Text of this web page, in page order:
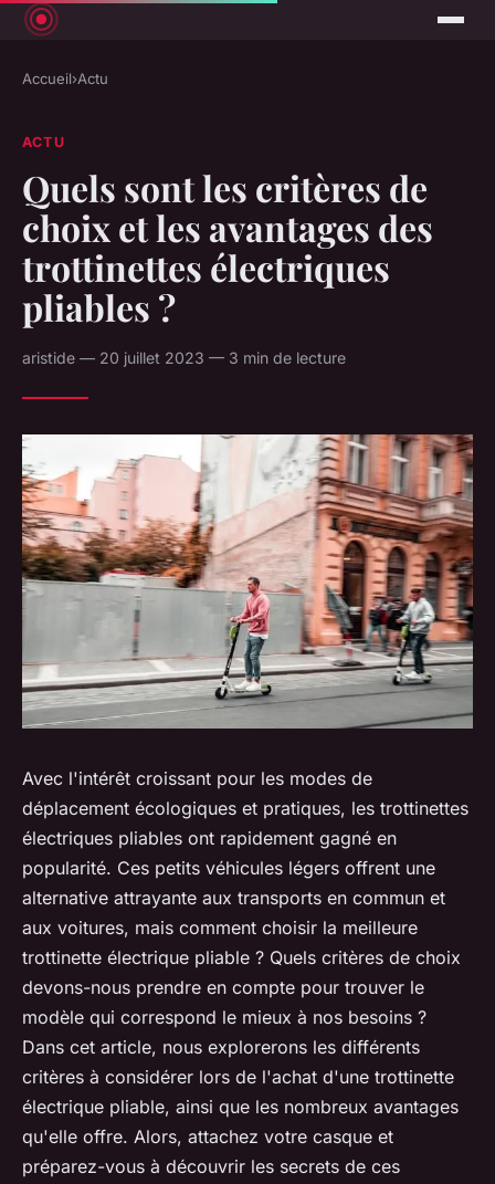
Accueil›Actu
ACTU
Quels sont les critères de
choix et les avantages des
trottinettes électriques
pliables ?
aristide — 20 juillet 2023 — 3 min de lecture
Avec l'intérêt croissant pour les modes de
déplacement écologiques et pratiques, les trottinettes
électriques pliables ont rapidement gagné en
popularité. Ces petits véhicules légers offrent une
alternative attrayante aux transports en commun et
aux voitures, mais comment choisir la meilleure
trottinette électrique pliable ? Quels critères de choix
devons-nous prendre en compte pour trouver le
modèle qui correspond le mieux à nos besoins ?
Dans cet article, nous explorerons les différents
critères à considérer lors de l'achat d'une trottinette
électrique pliable, ainsi que les nombreux avantages
qu'elle offre. Alors, attachez votre casque et
préparez-vous à découvrir les secrets de ces